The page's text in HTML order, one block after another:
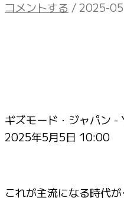
コメントする / 2025-
ギズモード・ジャパン
2025年5月5日 10:00
これが主流になる時代が